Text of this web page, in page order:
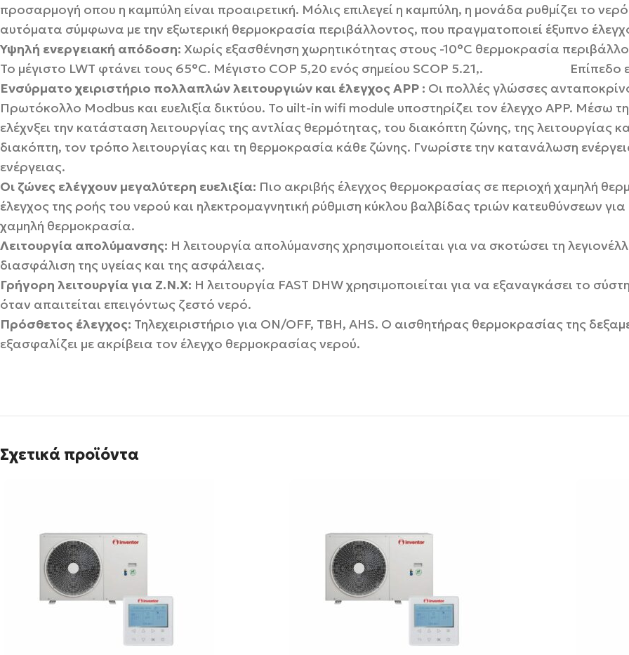
προσαρμογή οπου η καμπύλη είναι προαιρετική. Μόλις επιλεγεί η καμπύλη, η μονάδα ρυθμίζει το
αυτόματα σύμφωνα με την εξωτερική θερμοκρασία περιβάλλοντος, που πραγματοποιεί έξυπνο
Υψηλή ενεργειακή απόδοση: Χωρίς εξασθένηση χωρητικότητας στους -10°C θερμοκρασία
Το μέγιστο LWT φτάνει τους 65°C. Μέγιστο COP 5,20 ενός σημείου SCOP 5.21,. Επίπεδο
Ενσύρματο χειριστήριο πολλαπλών λειτουργιών και έλεγχος APP : Οι πολλές γλώσσες
Πρωτόκολλο Modbus και ευελιξία δικτύου. Το uilt-in wifi module υποστηρίζει τον έλεγχο APP. Μέσω
ελέχνξει την κατάσταση λειτουργίας της αντλίας θερμότητας, του διακόπτη ζώνης, της λειτουργίας
διακόπτη, τον τρόπο λειτουργίας και τη θερμοκρασία κάθε ζώνης. Γνωρίστε την κατανάλωση
ενέργειας.
Οι ζώνες ελέγχουν μεγαλύτερη ευελιξία: Πιο ακριβής έλεγχος θερμοκρασίας σε περιοχή χαμηλή
έλεγχος της ροής του νερού και ηλεκτρομαγνητική ρύθμιση κύκλου βαλβίδας τριών κατευθύνσεων
χαμηλή θερμοκρασία.
Λειτουργία απολύμανσης: Η λειτουργία απολύμανσης χρησιμοποιείται για να σκοτώσει τη
διασφάλιση της υγείας και της ασφάλειας.
Γρήγορη λειτουργία για Ζ.Ν.Χ: Η λειτουργία FAST DHW χρησιμοποιείται για να εξαναγκάσει το
όταν απαιτείται επειγόντως ζεστό νερό.
Πρόσθετος έλεγχος: Τηλεχειριστήριο για ON/OFF, TBH, AHS. Ο αισθητήρας θερμοκρασίας της
εξασφαλίζει με ακρίβεια τον έλεγχο θερμοκρασίας νερού.
Σχετικά προϊόντα